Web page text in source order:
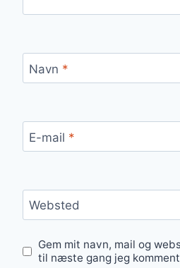
Navn *
E-mail *
Websted
Gem mit navn, mail og
til næste gang jeg